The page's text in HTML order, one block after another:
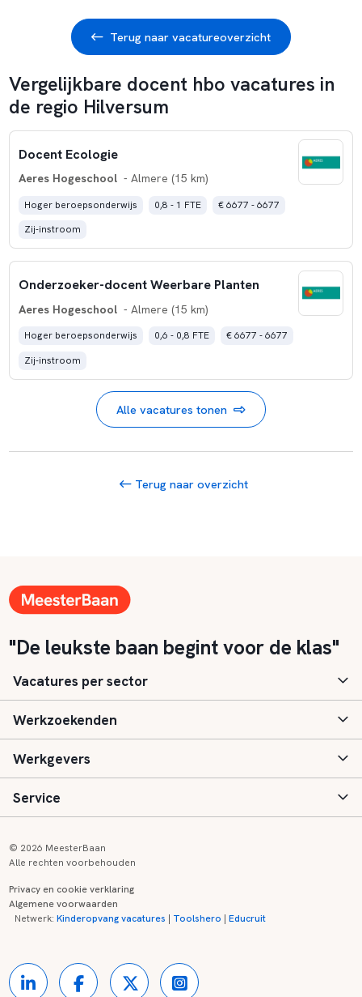
Terug naar vacatureoverzicht
Vergelijkbare docent hbo vacatures in
de regio Hilversum
Docent Ecologie
Aeres Hogeschool - Almere (15 km)
Hoger beroepsonderwijs 0,8 - 1 FTE
€ 6677 - 6677
Zij-instroom
Onderzoeker-docent Weerbare Planten
Aeres Hogeschool - Almere (15 km)
Hoger beroepsonderwijs 0,6 - 0,8 FTE
€ 6677 - 6677
Zij-instroom
Alle vacatures tonen
Terug naar overzicht
"De leukste baan begint voor de klas"
Vacatures per sector
Basisonderwijs
Speciaal (basis) onderwijs
Voortgezet onderwijs
Kinderopvang
Werkzoekenden
Aanmelden
Vacatures
Zij-instroom informatie
Onderwijsregio's
Werkgevers
Inloggen
Registreren
Contact
Service
Onderwijs links
Partners
© 2026 MeesterBaan
Alle rechten voorbehouden
Privacy en cookie verklaring
Algemene voorwaarden
Netwerk:Kinderopvang vacatures | Toolshero |Educruit